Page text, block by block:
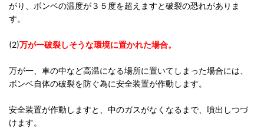
がり、ボンベの温度が３５度を超えますと破裂の恐れがありま
す。
(2)万が一破裂しそうな環境に置かれた場合。
万が一、車の中など高温になる場所に置いてしまった場合には、
ボンベ自体の破裂を防ぐ為に安全装置が作動します。
安全装置が作動しますと、中のガスがなくなるまで、噴出しつづ
けます。